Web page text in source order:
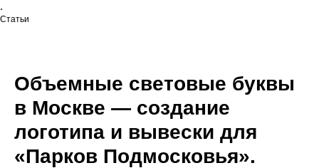
.
Статьи
Объемные световые буквы
в Москве — создание
логотипа и вывески для
«Парков Подмосковья».